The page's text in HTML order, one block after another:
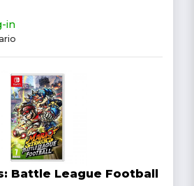
in
Battle League Football